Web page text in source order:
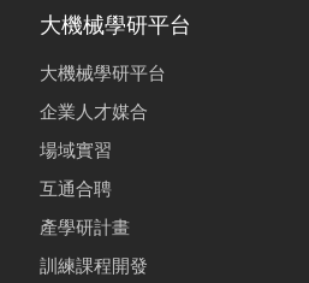
大機械學研平台
大機械學研平台
企業人才媒合
場域實習
互通合聘
產學研計畫
訓練課程開發